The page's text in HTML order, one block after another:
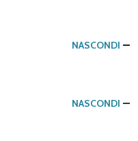
NASCONDI
NASCONDI